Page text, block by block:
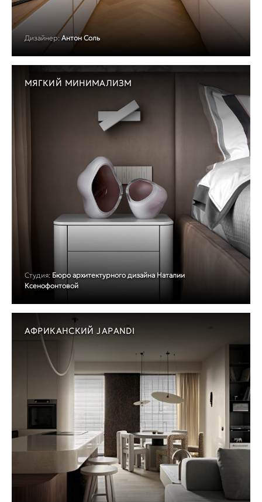
Дизайнер: Антон Соль
МЯГКИЙ МИНИМАЛИЗМ
Студия: Бюро архитектурного дизайна Наталии
Ксенофонтовой
АФРИКАНСКИЙ JAPANDI